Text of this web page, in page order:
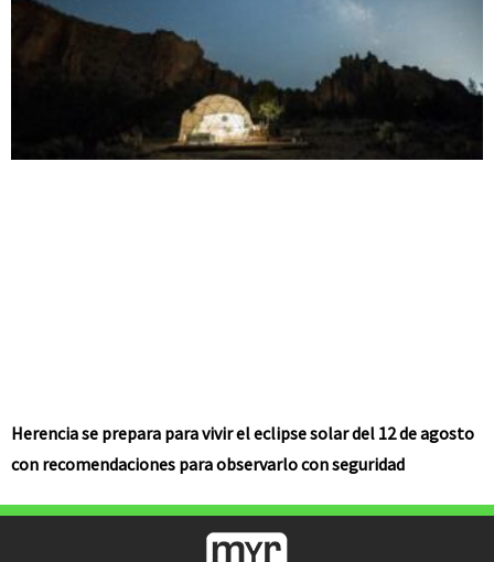
Herencia se prepara para vivir el eclipse solar del 12 de agosto
con recomendaciones para observarlo con seguridad